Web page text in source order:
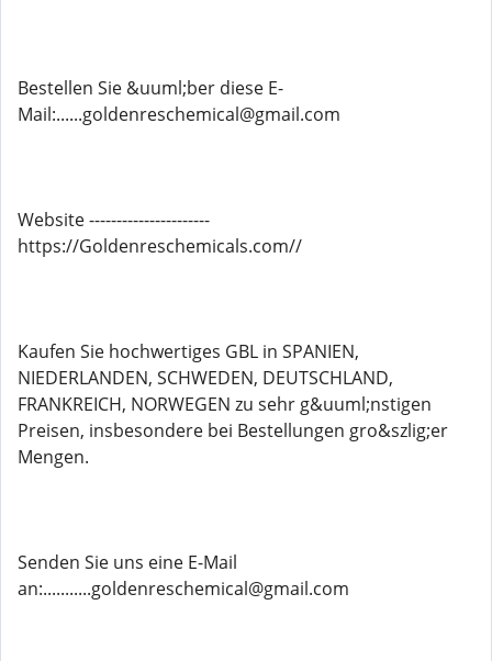
Bestellen Sie &uuml;ber diese E-
Mail:......goldenreschemical@gmail.com
Website ----------------------
https://Goldenreschemicals.com//
Kaufen Sie hochwertiges GBL in SPANIEN,
NIEDERLANDEN, SCHWEDEN, DEUTSCHLAND,
FRANKREICH, NORWEGEN zu sehr g&uuml;nstigen
Preisen, insbesondere bei Bestellungen gro&szlig;er
Mengen.
Senden Sie uns eine E-Mail
an:...........goldenreschemical@gmail.com